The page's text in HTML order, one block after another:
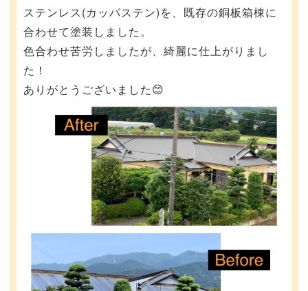
ステンレス(カッパステン)を、既存の銅板箱棟に
合わせて塗装しました。
色合わせ苦労しましたが、綺麗に仕上がりまし
た！
ありがとうございました😊